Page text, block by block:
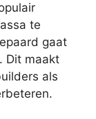
te
gaat
Dit maakt
als